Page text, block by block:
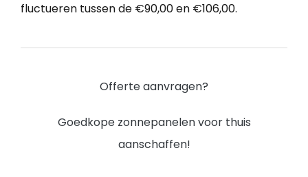
fluctueren tussen de €90,00 en €106,00.
Offerte aanvragen?
Goedkope zonnepanelen voor thuis
aanschaffen!